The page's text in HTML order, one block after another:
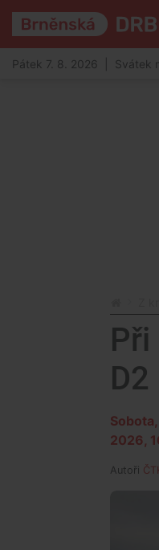
Pátek 7. 8. 2026 | Svátek
2026,
Autoři